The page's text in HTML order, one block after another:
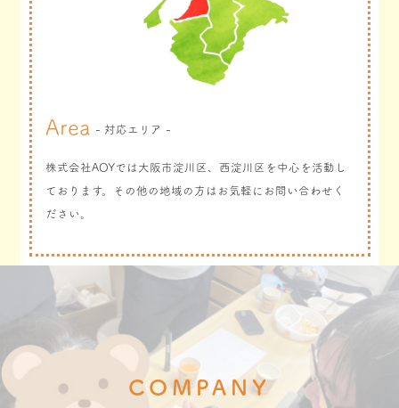
Area - 対応エリア -
株式会社AOYでは大阪市淀川区、西淀川区を中心を活動し
ております。その他の地域の方はお気軽にお問い合わせく
ださい。
COMPANY